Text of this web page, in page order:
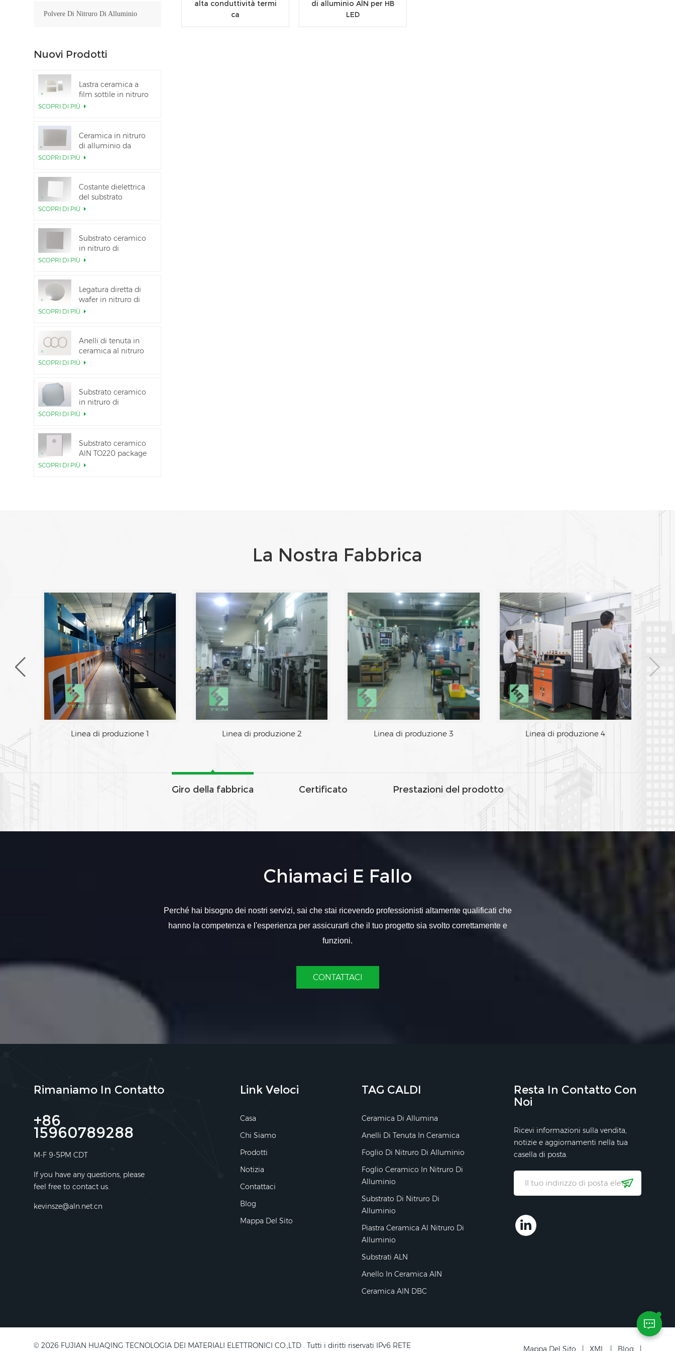
alta conduttività termi
ca
di alluminio AlN per HB
LED
Polvere Di Nitruro Di Alluminio
Nuovi Prodotti
Lastra ceramica a
film sottile in nitruro
di alluminio lucidato
SCOPRI DI PIÙ
Ceramica in nitruro
di alluminio da
5,5×7,5 pollici
SCOPRI DI PIÙ
Costante dielettrica
del substrato
ceramico Al2O3 al
SCOPRI DI PIÙ
Substrato ceramico
in nitruro di
alluminio ad alta
SCOPRI DI PIÙ
Legatura diretta di
wafer in nitruro di
alluminio ceramico
SCOPRI DI PIÙ
Anelli di tenuta in
ceramica al nitruro
di alluminio per
SCOPRI DI PIÙ
Substrato ceramico
in nitruro di
alluminio da 12
SCOPRI DI PIÙ
Substrato ceramico
AlN TO220 package
SCOPRI DI PIÙ
La Nostra Fabbrica
Zona di fabbrica Linea di produzione 1 Linea di produzione 2 Linea di produzione 3
Giro della fabbrica Certificato Prestazioni del prodotto
Chiamaci E Fallo
Perché hai bisogno dei nostri servizi, sai che stai ricevendo professionisti altamente qualificati che
hanno la competenza e l'esperienza per assicurarti che il tuo progetto sia svolto correttamente e
funzioni.
CONTATTACI
Rimaniamo In Contatto
+86
15960789288
M-F 9-5PM CDT
If you have any questions, please
feel free to contact us.
kevinsze@aln.net.cn
Link Veloci
Casa
Chi Siamo
Prodotti
Notizia
Contattaci
Blog
Mappa Del Sito
TAG CALDI
Ceramica Di Allumina
Anelli Di Tenuta In Ceramica
Foglio Di Nitruro Di Alluminio
Foglio Ceramico In Nitruro Di
Alluminio
Substrato Di Nitruro Di
Alluminio
Piastra Ceramica Al Nitruro Di
Alluminio
Substrati ALN
Anello In Ceramica AlN
Ceramica AlN DBC
Resta In Contatto Con
Noi
Ricevi informazioni sulla vendita,
notizie e aggiornamenti nella tua
casella di posta.
© 2026 FUJIAN HUAQING TECNOLOGIA DEI MATERIALI ELETTRONICI CO.,LTD . Tutti i diritti riservati IPv6 RETE Mappa Del Sito XML Blog